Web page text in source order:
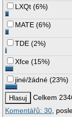
LXQt (6%)
MATE (6%)
TDE (2%)
Xfce (15%)
jiné/žádné (23%)
Celkem
Komentářů: 30 ,